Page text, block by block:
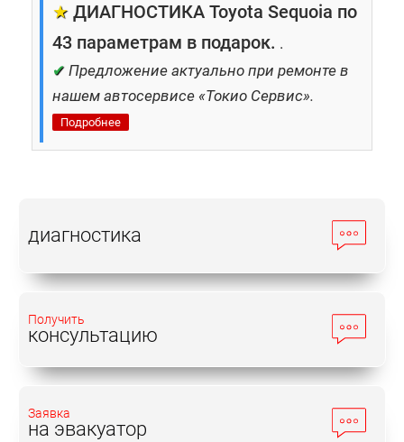
★ ДИАГНОСТИКА Toyota Sequoia по
43 параметрам в подарок. .
✔ Предложение актуально при ремонте в
нашем автосервисе «Токио Сервис».
Подробнее
диагностика
Получить
консультацию
Заявка
на эвакуатор